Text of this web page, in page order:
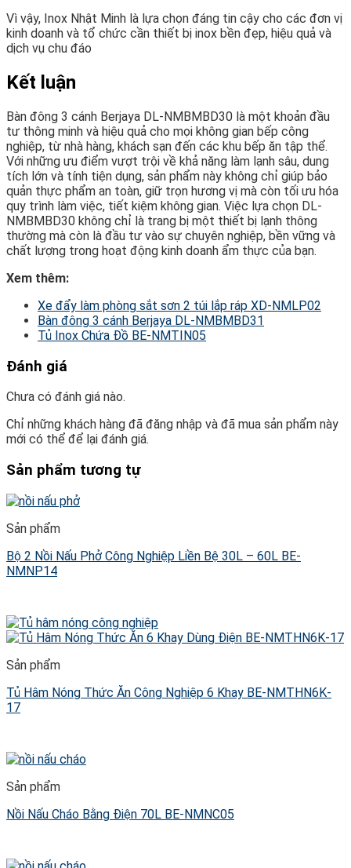
Vì vậy, Inox Nhật Minh là lựa chọn đáng tin cậy cho các đơn vị
kinh doanh và tổ chức cần thiết bị inox bền đẹp, hiệu quả và
dịch vụ chu đáo
Kết luận
Bàn đông 3 cánh Berjaya DL-NMBMBD30 là một khoản đầu
tư thông minh và hiệu quả cho mọi không gian bếp công
nghiệp, từ nhà hàng, khách sạn đến các khu bếp ăn tập thể.
Với những ưu điểm vượt trội về khả năng làm lạnh sâu, dung
tích lớn và tính tiện dụng, sản phẩm này không chỉ giúp bảo
quản thực phẩm an toàn, giữ trọn hương vị mà còn tối ưu hóa
quy trình làm việc, tiết kiệm không gian. Việc lựa chọn DL-
NMBMBD30 không chỉ là trang bị một thiết bị lạnh thông
thường mà còn là đầu tư vào sự chuyên nghiệp, bền vững và
chất lượng trong hoạt động kinh doanh ẩm thực của bạn.
Xem thêm:
Xe đẩy làm phòng sắt sơn 2 túi lắp ráp XD-NMLP02
Bàn đông 3 cánh Berjaya DL-NMBMBD31
Tủ Inox Chứa Đồ BE-NMTIN05
Đánh giá
Chưa có đánh giá nào.
Chỉ những khách hàng đã đăng nhập và đã mua sản phẩm này
mới có thể để lại đánh giá.
Sản phẩm tương tự
Sản phẩm
Bộ 2 Nồi Nấu Phở Công Nghiệp Liền Bệ 30L – 60L BE-
NMNP14
Sản phẩm
Tủ Hâm Nóng Thức Ăn Công Nghiệp 6 Khay BE-NMTHN6K-
17
Sản phẩm
Nồi Nấu Cháo Bằng Điện 70L BE-NMNC05